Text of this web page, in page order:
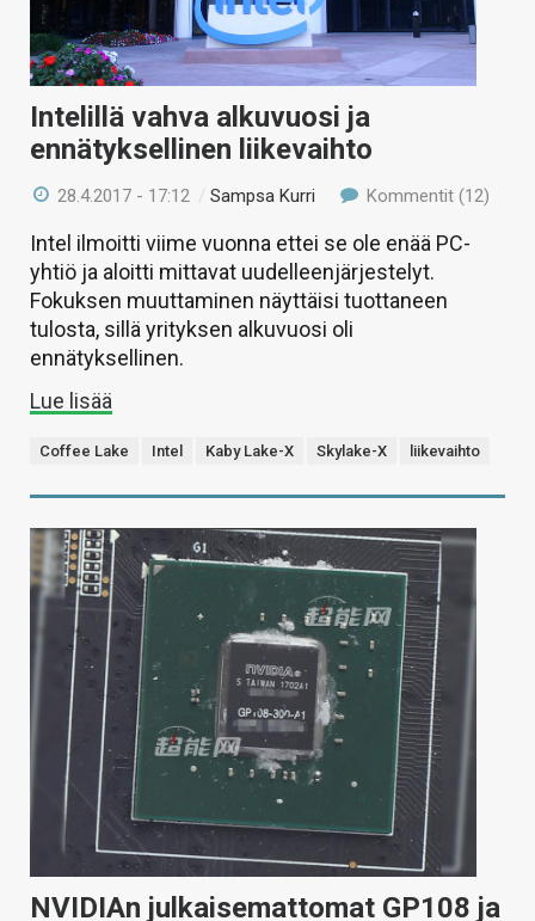
Intelillä vahva alkuvuosi ja
ennätyksellinen liikevaihto
28.4.2017 - 17:12 /Sampsa Kurri Kommentit (12)
Intel ilmoitti viime vuonna ettei se ole enää PC-
yhtiö ja aloitti mittavat uudelleenjärjestelyt.
Fokuksen muuttaminen näyttäisi tuottaneen
tulosta, sillä yrityksen alkuvuosi oli
ennätyksellinen.
Lue lisää
Coffee Lake Intel Kaby Lake-X Skylake-X liikevaihto
NVIDIAn julkaisemattomat GP108 ja